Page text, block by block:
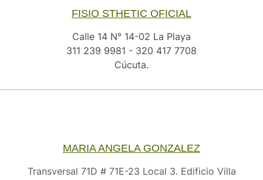
FISIO STHETIC OFICIAL
Calle 14 N° 14-02 La Playa
311 239 9981 - 320 417 7708
Cúcuta.
MARIA ANGELA GONZALEZ
Transversal 71D # 71E-23 Local 3. Edificio Villa